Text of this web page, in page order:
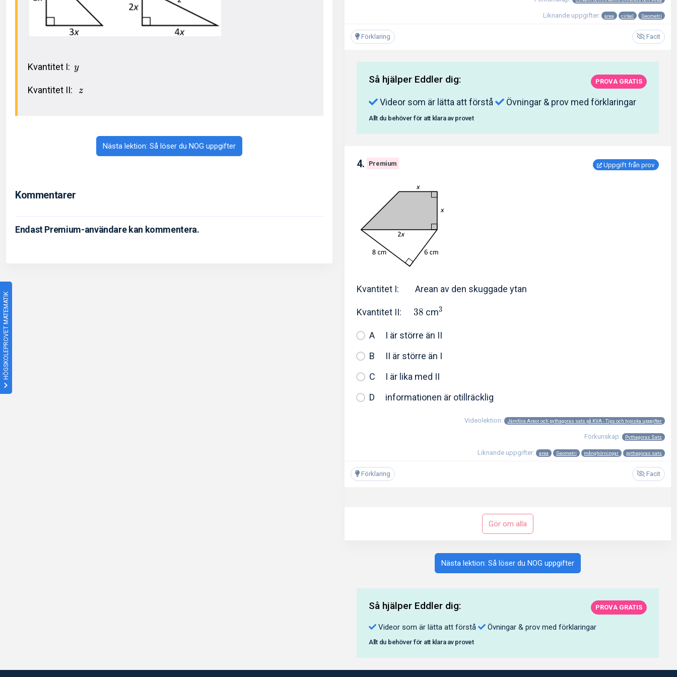
HÖGSKOLEPROVET MATEMATIK
Kvantitet I: y
Kvantitet II: z
Nästa lektion: Så löser du NOG uppgifter
Kommentarer
Endast Premium-användare kan kommentera.
Liknande uppgifter: area cirkel Geometri
Förklaring Facit
PROVA GRATIS
Så hjälper Eddler dig:
Videor som är lätta att förstå Övningar & prov med förklaringar
Allt du behöver för att klara av provet
4. Premium Uppgift från prov
Kvantitet I: Arean av den skuggade ytan
Kvantitet II: 38 cm3
I är större än II
II är större än I
I är lika med II
informationen är otillräcklig
Videolektion: Jämföra Areor och pythagoras sats på KVA - Tips och typiska uppgifter
Förkunskap: Pythagoras Sats
Liknande uppgifter: area Geometri månghörningar pythagoras sats
Förklaring Facit
Gör om alla
Nästa lektion: Så löser du NOG uppgifter
PROVA GRATIS
Så hjälper Eddler dig:
Videor som är lätta att förstå Övningar & prov med förklaringar
Allt du behöver för att klara av provet